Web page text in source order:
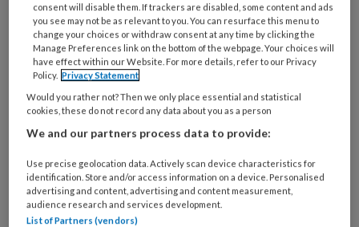
30 APRIL 2025 ARBEIDSVOORWAARDEN
Bekijk nu de nieuwe cao
Kinderopvang 2025-
2026
consent will disable them. If trackers are disabled, some content and ads
you see may not be as relevant to you. You can resurface this menu to
change your choices or withdraw consent at any time by clicking the
Manage Preferences link on the bottom of the webpage. Your choices will
have effect within our Website. For more details, refer to our Privacy
Policy. Privacy Statement
Would you rather not? Then we only place essential and statistical
cookies, these do not record any data about you as a person
We and our partners process data to provide:
Use precise geolocation data. Actively scan device characteristics for
identification. Store and/or access information on a device. Personalised
advertising and content, advertising and content measurement,
audience research and services development.
List of Partners (vendors)